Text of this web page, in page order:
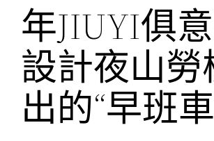
年JIUYI俱
設計夜山勞
出的“早班